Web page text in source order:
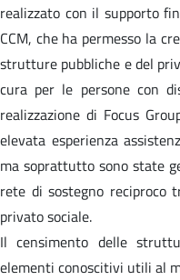
realizzato con il supporto
CCM, che ha permesso la
strutture pubbliche e del
cura per le persone con
realizzazione di Focus
elevata esperienza
ma soprattutto sono state
rete di sostegno reciproco
privato sociale.
Il censimento delle
elementi conoscitivi utili al